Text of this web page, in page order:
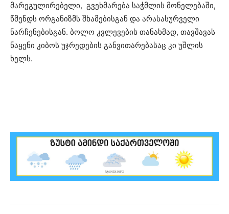
მარეგულირებელი, გვეხმარება საჭმლის მონელებაში,
წმენდს ორგანიზმს შხამებისგან და არასასურველი
ნარჩენებისგან. ბოლო კვლევების თანახმად, თავშავას
ნაყენი კიბოს უჯრედების განვითარებასაც კი უშლის
ხელს.